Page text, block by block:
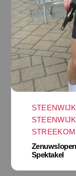
Spektakel